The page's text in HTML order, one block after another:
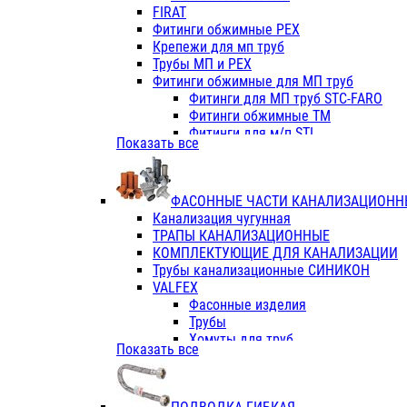
Фитинги ПП белые
Фитинги ПП белые
Фитинги ППс металл.белые
VALFEX
Трубы PE-RT
Трубы ПП водопровод белые
Трубы ПП водопровод серые
Трубы армированные
Трубы армированные
Фитинги с металл. серые
Фитинги ПП (серые)
Фитинги ПП белые
Краны
Фитинги ПП (белые)
Фитинги ПП с металлом белые
ПК КОНТУР
Краны полипропиленовые
Трубы полипропиленивые
FIRAT
Фитинги обжимные PEX
Крепежи для мп труб
Трубы МП и PEX
Фитинги обжимные для МП труб
Фитинги для МП труб STC-FARO
Фитинги обжимные ТМ
Фитинги для м/п STI
Фитинги для МП труб TITAN
TK
VALFEX
Показать все
ФАСОННЫЕ ЧАСТИ
Канализация чугунная
ТРАПЫ КАНАЛИЗАЦИОННЫЕ
КОМПЛЕКТУЮЩИЕ ДЛЯ КАНАЛИЗАЦИИ
Трубы канализационные СИНИКОН
VALFEX
Фасонные изделия
Трубы
Хомуты для труб
ПВХ (стройполимер)
Показать все